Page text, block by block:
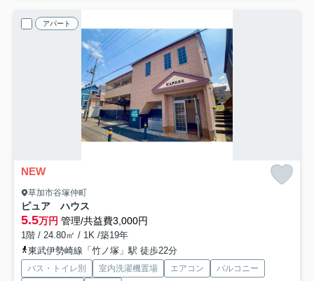
アパート
NEW
草加市谷塚仲町
ピュア ハウス
5.5万円 管理/共益費3,000円
1階 / 24.80㎡ / 1K /築19年
東武伊勢崎線「竹ノ塚」駅 徒歩22分
バス・トイレ別 室内洗濯機置場 エアコン
バルコニー